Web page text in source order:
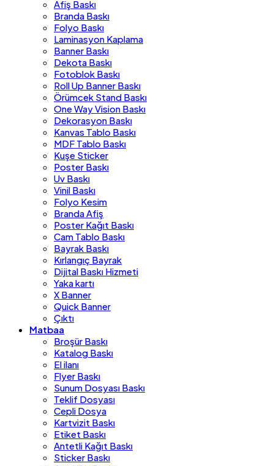
Afiş Baskı
Branda Baskı
Folyo Baskı
Laminasyon Kaplama
Banner Baskı
Dekota Baskı
Fotoblok Baskı
Roll Up Banner Baskı
Örümcek Stand Baskı
One Way Vision Baskı
Dekorasyon Baskı
Kanvas Tablo Baskı
MDF Tablo Baskı
Kuşe Sticker
Poster Baskı
Uv Baskı
Vinil Baskı
Folyo Kesim
Branda Afiş
Poster Kağıt Baskı
Cam Tablo Baskı
Bayrak Baskı
Kırlangıç Bayrak
Dijital Baskı Hizmeti
Yaka kartı
X Banner
Quick Banner
Çıktı
Matbaa
Broşür Baskı
Katalog Baskı
El ilanı
Flyer Baskı
Sunum Dosyası Baskı
Teklif Dosyası
Cepli Dosya
Kartvizit Baskı
Etiket Baskı
Antetli Kağıt Baskı
Sticker Baskı